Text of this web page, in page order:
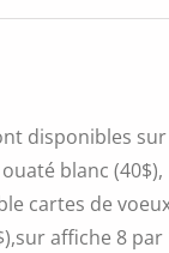
disponibles
blanc (40$),
cartes de
affiche 8 par